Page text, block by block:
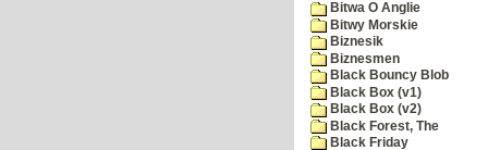
Bitwa O Anglie
Bitwy Morskie
Biznesik
Biznesmen
Black Bouncy Blob
Black Box (v1)
Black Box (v2)
Black Forest, The
Black Friday